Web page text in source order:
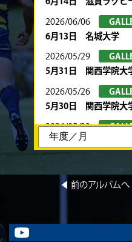
2026/06/06
6月13日 名城大学
2026/05/29
5月31日 関西学院大
2026/05/26
5月30日 関西学院大
2026/05/22
5月24日 春季トーナ
5月23日 京都産業大
◀︎ 前のアルバムへ